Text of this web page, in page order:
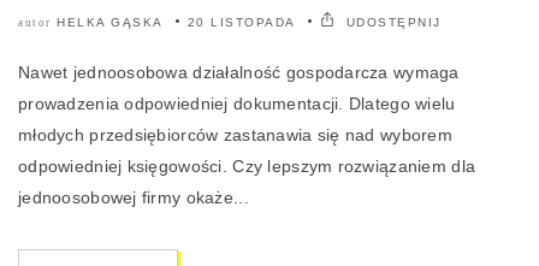
autor HELKA GĄSKA 20 LISTOPADA UDOSTĘPNIJ
Nawet jednoosobowa działalność gospodarcza wymaga
prowadzenia odpowiedniej dokumentacji. Dlatego wielu
młodych przedsiębiorców zastanawia się nad wyborem
odpowiedniej księgowości. Czy lepszym rozwiązaniem dla
jednoosobowej firmy okaże...